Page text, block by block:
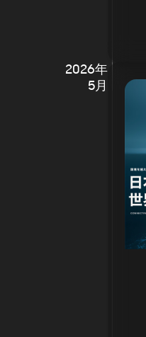
2026年
5月